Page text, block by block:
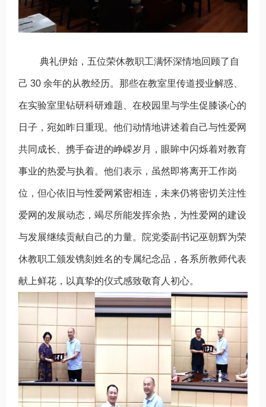
典礼伊始，五位荣休教职工满怀深情地回顾了自
己 30 余年的从教经历。那些在教室里传道授业解惑、
在实验室里钻研科研难题、在校园里与学生促膝谈心的
日子，宛如昨日重现。他们动情地讲述着自己与性爱网
共同成长、携手奋进的峥嵘岁月，眼眸中闪烁着对教育
事业的热爱与执着。他们表示，虽然即将离开工作岗
位，但心依旧与性爱网紧密相连，未来仍将密切关注性
爱网的发展动态，竭尽所能发挥余热，为性爱网的建设
与发展继续贡献自己的力量。院党委副书记巫朝辉为荣
休教职工颁发镌刻姓名的专属纪念品，各系所教师代表
献上鲜花，以真挚的仪式感致敬育人初心。